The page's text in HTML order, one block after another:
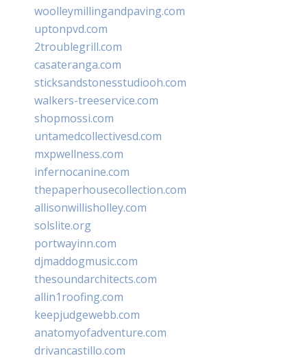
woolleymillingandpaving.com
uptonpvd.com
2troublegrill.com
casateranga.com
sticksandstonesstudiooh.com
walkers-treeservice.com
shopmossi.com
untamedcollectivesd.com
mxpwellness.com
infernocanine.com
thepaperhousecollection.com
allisonwillisholley.com
solslite.org
portwayinn.com
djmaddogmusic.com
thesoundarchitects.com
allin1roofing.com
keepjudgewebb.com
anatomyofadventure.com
drivancastillo.com